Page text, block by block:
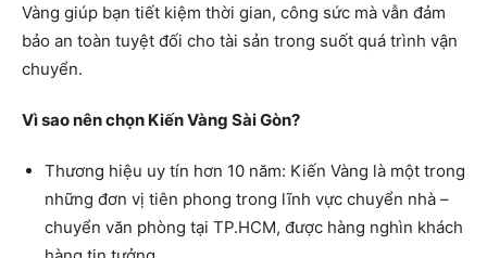
Vàng giúp bạn tiết kiệm thời gian, công sức mà vẫn đảm
bảo an toàn tuyệt đối cho tài sản trong suốt quá trình vận
chuyển.
Vì sao nên chọn Kiến Vàng Sài Gòn?
Thương hiệu uy tín hơn 10 năm: Kiến Vàng là một trong
những đơn vị tiên phong trong lĩnh vực chuyển nhà –
chuyển văn phòng tại TP.HCM, được hàng nghìn khách